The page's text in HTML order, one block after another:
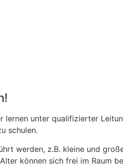
unter qualifizierter
schulen.
werden, z.B. kleine und
können sich frei im Raum